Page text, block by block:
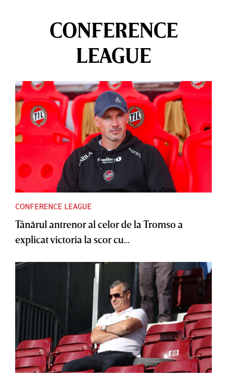
CONFERENCE
LEAGUE
CONFERENCE LEAGUE
Tânărul antrenor al celor de la Tromso a
explicat victoria la scor cu...